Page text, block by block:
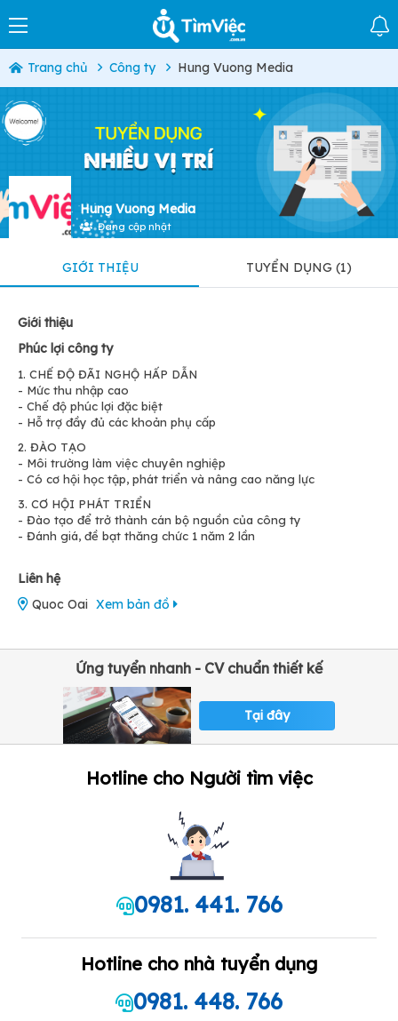
Trang chủ Công ty Hung Vuong Media
Hung Vuong Media
Đang cập nhật
GIỚI THIỆU TUYỂN DỤNG (1)
Giới thiệu
Phúc lợi công ty
1. CHẾ ĐỘ ĐÃI NGHỘ HẤP DẪN
- Mức thu nhập cao
- Chế độ phúc lợi đặc biệt
- Hỗ trợ đầy đủ các khoản phụ cấp
2. ĐÀO TẠO
- Môi trường làm việc chuyên nghiệp
- Có cơ hội học tập, phát triển và nâng cao năng lực
3. CƠ HỘI PHÁT TRIỂN
- Đào tạo để trở thành cán bộ nguồn của công ty
- Đánh giá, đề bạt thăng chức 1 năm 2 lần
Liên hệ
Quoc Oai Xem bản đồ
Ứng tuyển nhanh - CV chuẩn thiết kế
Tại đây
Hotline cho Người tìm việc
0981. 441. 766
Hotline cho nhà tuyển dụng
0981. 448. 766